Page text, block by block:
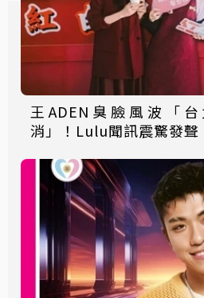
王ADEN臭臉風波「
消」！Lulu聞訊震驚發聲